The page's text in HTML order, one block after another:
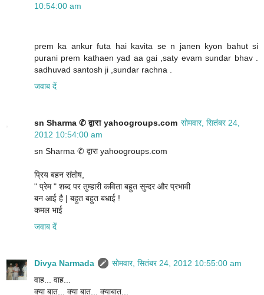
10:54:00 am
prem ka ankur futa hai kavita se n janen kyon bahut si
purani prem kathaen yad aa gai ,saty evam sundar bhav .
sadhuvad santosh ji ,sundar rachna .
जवाब दें
sn Sharma ✆ द्वारा yahoogroups.com सोमवार, सितंबर 24,
2012 10:54:00 am
sn Sharma ✆ द्वारा yahoogroups.com
प्रिय बहन संतोष,
" प्रेम " शब्द पर तुम्हारी कविता बहुत सुन्दर और प्रभावी
बन आई है | बहुत बहुत बधाई !
कमल भाई
जवाब दें
Divya Narmada
सोमवार, सितंबर 24, 2012 10:55:00 am
वाह... वाह...
क्या बात... क्या बात... क्याबात...